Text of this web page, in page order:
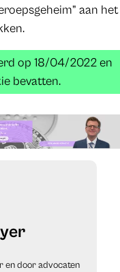
aan het
op 18/04/2022 en
bevatten.
en door advocaten